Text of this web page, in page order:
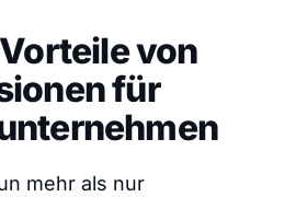
von
für
mehr als nur